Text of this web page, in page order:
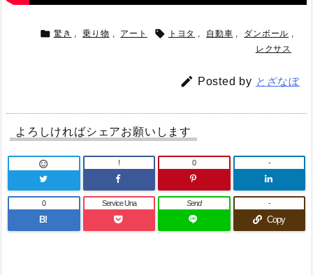
 驚き , 乗り物 , アート  トヨタ , 自動車 , ダンボール ,
レクサス
 Posted by とざなぼ
よろしければシェアお願いします
 ! 0 -
B!
0 Service Una Send
Copy
-